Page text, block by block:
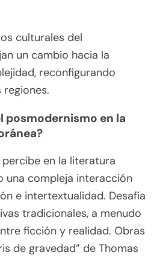
culturales del
un cambio hacia la
reconfigurando
posmodernismo en la
en la literatura
una compleja interacción
e intertextualidad. Desafía
tradicionales, a menudo
ficción y realidad. Obras
de gravedad” de Thomas